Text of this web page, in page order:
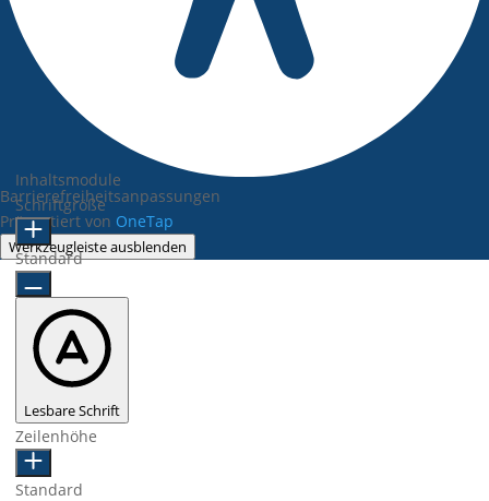
Barrierefreiheitsanpassungen
Präsentiert von OneTap
Werkzeugleiste ausblenden
Inhaltsmodule
Schriftgröße
Standard
Lesbare Schrift
Zeilenhöhe
Standard